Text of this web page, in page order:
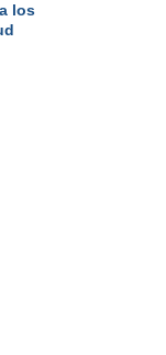
los